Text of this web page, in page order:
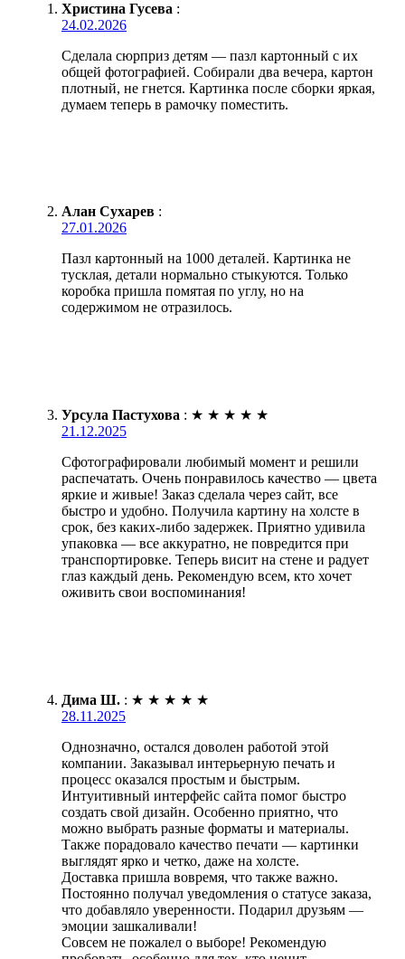
Христина Гусева :
24.02.2026
Сделала сюрприз детям — пазл картонный с их
общей фотографией. Собирали два вечера, картон
плотный, не гнется. Картинка после сборки яркая,
думаем теперь в рамочку поместить.
Алан Сухарев :
27.01.2026
Пазл картонный на 1000 деталей. Картинка не
тусклая, детали нормально стыкуются. Только
коробка пришла помятая по углу, но на
содержимом не отразилось.
Урсула Пастухова : ★ ★ ★ ★ ★
21.12.2025
Сфотографировали любимый момент и решили
распечатать. Очень понравилось качество — цвета
яркие и живые! Заказ сделала через сайт, все
быстро и удобно. Получила картину на холсте в
срок, без каких-либо задержек. Приятно удивила
упаковка — все аккуратно, не повредится при
транспортировке. Теперь висит на стене и радует
глаз каждый день. Рекомендую всем, кто хочет
оживить свои воспоминания!
Дима Ш. : ★ ★ ★ ★ ★
28.11.2025
Однозначно, остался доволен работой этой
компании. Заказывал интерьерную печать и
процесс оказался простым и быстрым.
Интуитивный интерфейс сайта помог быстро
создать свой дизайн. Особенно приятно, что
можно выбрать разные форматы и материалы.
Также порадовало качество печати — картинки
выглядят ярко и четко, даже на холсте.
Доставка пришла вовремя, что также важно.
Постоянно получал уведомления о статусе заказа,
что добавляло уверенности. Подарил друзьям —
эмоции зашкаливали!
Совсем не пожалел о выборе! Рекомендую